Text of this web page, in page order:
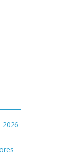
2026